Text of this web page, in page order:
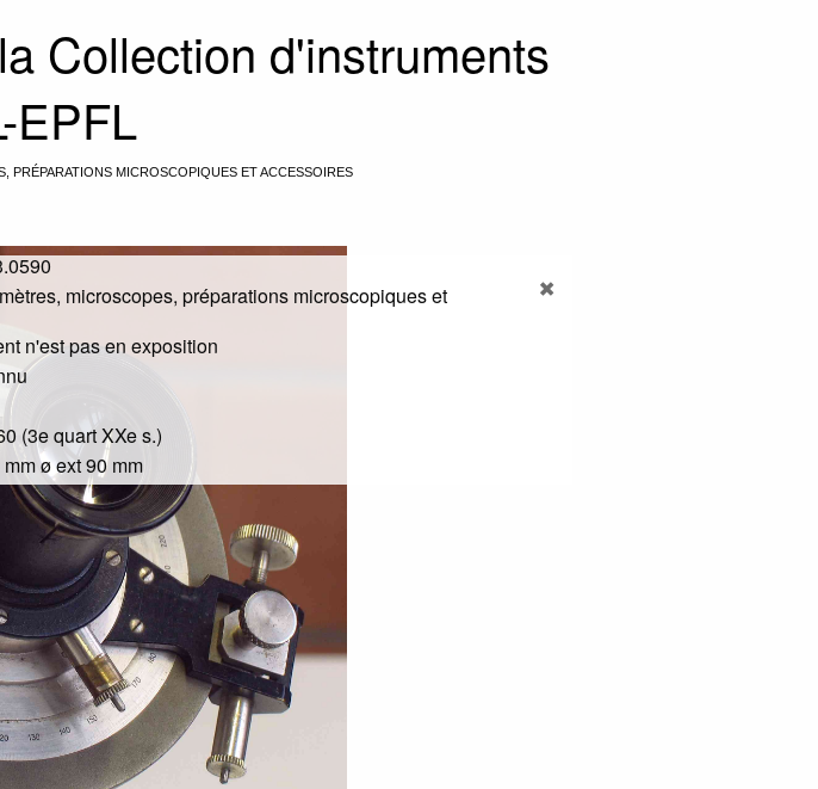
Collection d'instruments
EPFL
PRÉPARATIONS MICROSCOPIQUES ET ACCESSOIRES
microscopes, préparations microscopiques et
n'est pas en exposition
(3e quart XXe s.)
ø ext 90 mm